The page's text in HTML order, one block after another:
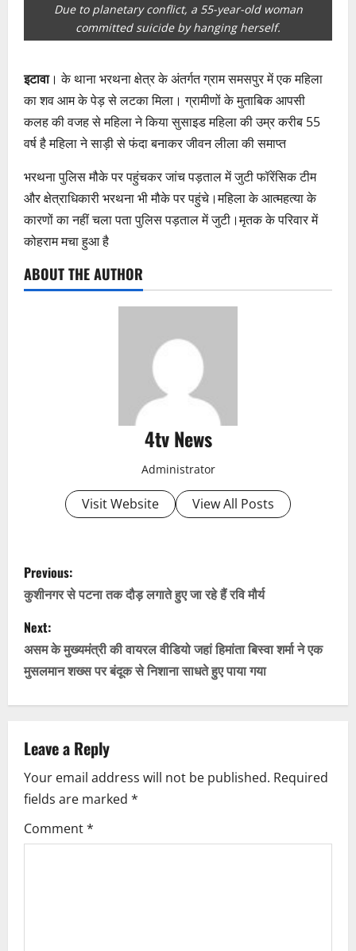
Due to planetary conflict, a 55-year-old woman
committed suicide by hanging herself.
इटावा। के थाना भरथना क्षेत्र के अंतर्गत ग्राम समसपुर में एक महिला
का शव आम के पेड़ से लटका मिला। ग्रामीणों के मुताबिक आपसी
कलह की वजह से महिला ने किया सुसाइड महिला की उम्र करीब 55
वर्ष है महिला ने साड़ी से फंदा बनाकर जीवन लीला की समाप्त
भरथना पुलिस मौके पर पहुंचकर जांच पड़ताल में जुटी फॉरेंसिक टीम
और क्षेत्राधिकारी भरथना भी मौके पर पहुंचे।महिला के आत्महत्या के
कारणों का नहीं चला पता पुलिस पड़ताल में जुटी।मृतक के परिवार में
कोहराम मचा हुआ है
ABOUT THE AUTHOR
4tv News
Administrator
Visit Website View All Posts
P
o
s
t
n
a
v
i
g
Previous:
कुशीनगर से पटना तक दौड़ लगाते हुए जा रहे हैं रवि मौर्य
Next:
असम के मुख्यमंत्री की वायरल वीडियो जहां हिमांता बिस्वा शर्मा ने एक
मुसलमान शख्स पर बंदूक से निशाना साधते हुए पाया गया
Leave a Reply
Your email address will not be published. Required
fields are marked *
Comment*